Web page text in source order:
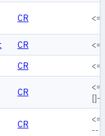
CR
CR
CR
CR
CR
--